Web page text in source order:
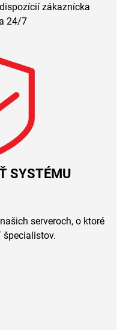
zákaznícka
24/7
SYSTÉMU
serveroch, o ktoré
špecialistov.